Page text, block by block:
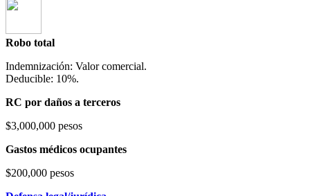
Robo total
Indemnización: Valor comercial.
Deducible: 10%.
RC por daños a terceros
$3,000,000 pesos
Gastos médicos ocupantes
$200,000 pesos